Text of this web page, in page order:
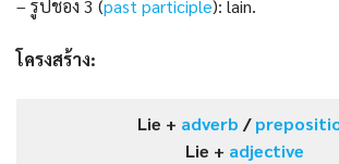
– รูปช่อง 3 (past participle): lain.
โครงสร้าง:
Lie + adverb /
Lie + adjective